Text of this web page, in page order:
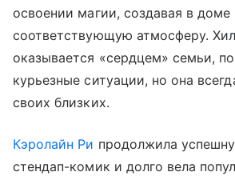
освоении магии, создавая в доме
соответствующую атмосферу.
оказывается «сердцем» семьи,
курьезные ситуации, но она
своих близких.
Кэролайн Ри продолжила
стендап-комик и долго вела